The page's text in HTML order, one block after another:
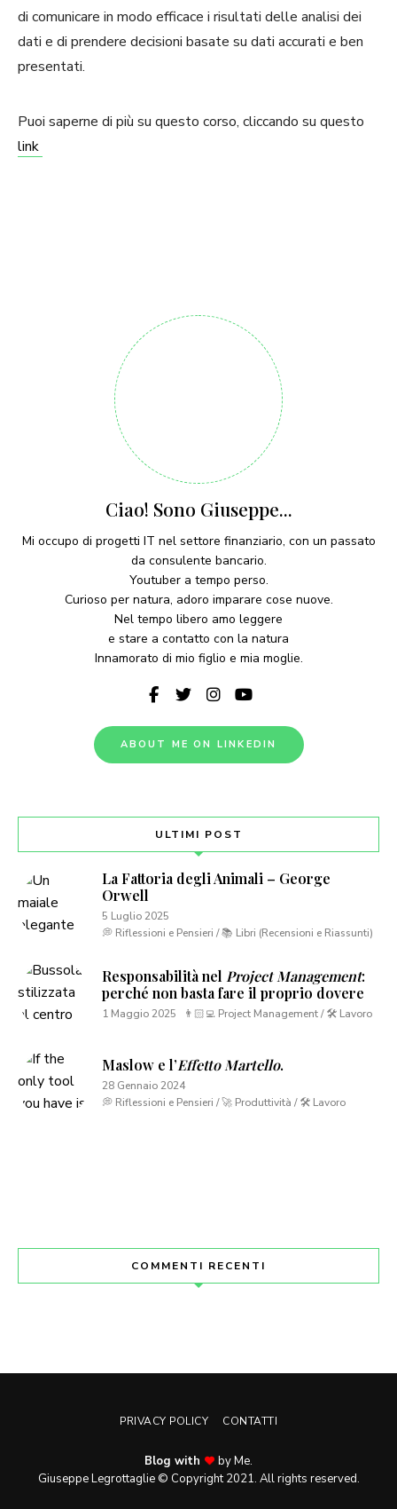
di comunicare in modo efficace i risultati delle analisi dei
dati e di prendere decisioni basate su dati accurati e ben
presentati.
Puoi saperne di più su questo corso, cliccando su questo
link
Ciao! Sono Giuseppe...
Mi occupo di progetti IT nel settore finanziario, con un passato
da consulente bancario.
Youtuber a tempo perso.
Curioso per natura, adoro imparare cose nuove.
Nel tempo libero amo leggere
e stare a contatto con la natura
Innamorato di mio figlio e mia moglie.
ABOUT ME ON LINKEDIN
ULTIMI POST
La Fattoria degli Animali – George
Orwell
5 Luglio 2025
💭 Riflessioni e Pensieri / 📚 Libri (Recensioni e Riassunti)
Responsabilità nel Project Management:
perché non basta fare il proprio dovere
1 Maggio 2025 👨🏻‍💻 Project Management / 🛠 Lavoro
Maslow e l’Effetto Martello.
28 Gennaio 2024
💭 Riflessioni e Pensieri / 🚀 Produttività / 🛠 Lavoro
COMMENTI RECENTI
PRIVACY POLICY CONTATTI
Blog with
by Me.
Giuseppe Legrottaglie © Copyright 2021. All rights reserved.